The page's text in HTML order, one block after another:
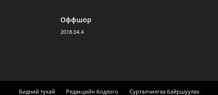
Оффшор
2018.04.4
Бидний тухай Редакцийн бодлого Сурталчилгаа байршуулах